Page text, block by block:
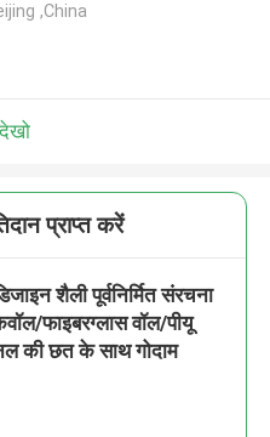
,China
प्राप्त करें
शैली पूर्वनिर्मित संरचना
फाइबरग्लास वॉल/पीयू
की छत के साथ गोदाम